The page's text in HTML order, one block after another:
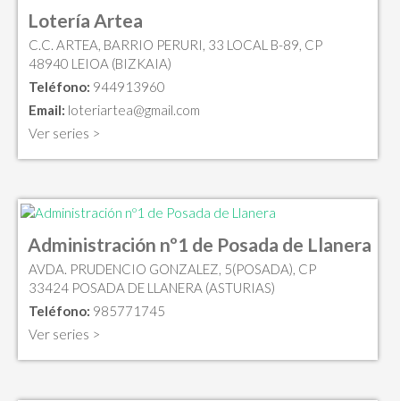
Lotería Artea
C.C. ARTEA, BARRIO PERURI, 33 LOCAL B-89, CP
48940 LEIOA (BIZKAIA)
Teléfono: 944913960
Email: loteriartea@gmail.com
Ver series >
Administración nº1 de Posada de Llanera
AVDA. PRUDENCIO GONZALEZ, 5(POSADA), CP
33424 POSADA DE LLANERA (ASTURIAS)
Teléfono: 985771745
Ver series >